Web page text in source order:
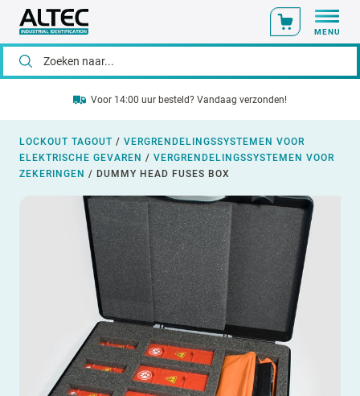
MENU
Voor 14:00 uur besteld? Vandaag verzonden!
LOCKOUT TAGOUT / VERGRENDELINGSSYSTEMEN VOOR
ELEKTRISCHE GEVAREN / VERGRENDELINGSSYSTEMEN VOOR
ZEKERINGEN / DUMMY HEAD FUSES BOX